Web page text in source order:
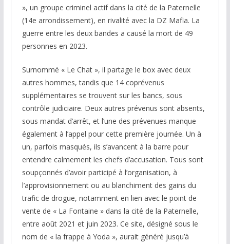
», un groupe criminel actif dans la cité de la Paternelle
(14e arrondissement), en rivalité avec la DZ Mafia. La
guerre entre les deux bandes a causé la mort de 49
personnes en 2023.
Surnommé « Le Chat », il partage le box avec deux
autres hommes, tandis que 14 coprévenus
supplémentaires se trouvent sur les bancs, sous
contrôle judiciaire. Deux autres prévenus sont absents,
sous mandat d’arrêt, et l’une des prévenues manque
également à l’appel pour cette première journée. Un à
un, parfois masqués, ils s’avancent à la barre pour
entendre calmement les chefs d’accusation. Tous sont
soupçonnés d’avoir participé à l’organisation, à
l’approvisionnement ou au blanchiment des gains du
trafic de drogue, notamment en lien avec le point de
vente de « La Fontaine » dans la cité de la Paternelle,
entre août 2021 et juin 2023. Ce site, désigné sous le
nom de « la frappe à Yoda », aurait généré jusqu’à